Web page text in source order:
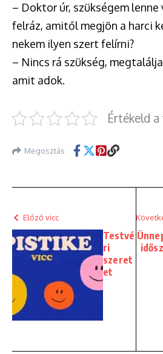
– Doktor úr, szükségem lenne
felráz, amitől megjön a harci
nekem ilyen szert felírni?
– Nincs rá szükség,
amit adok.
Értékeld
Megosztás
Előző vicc
Testvé
ri
szeret
et